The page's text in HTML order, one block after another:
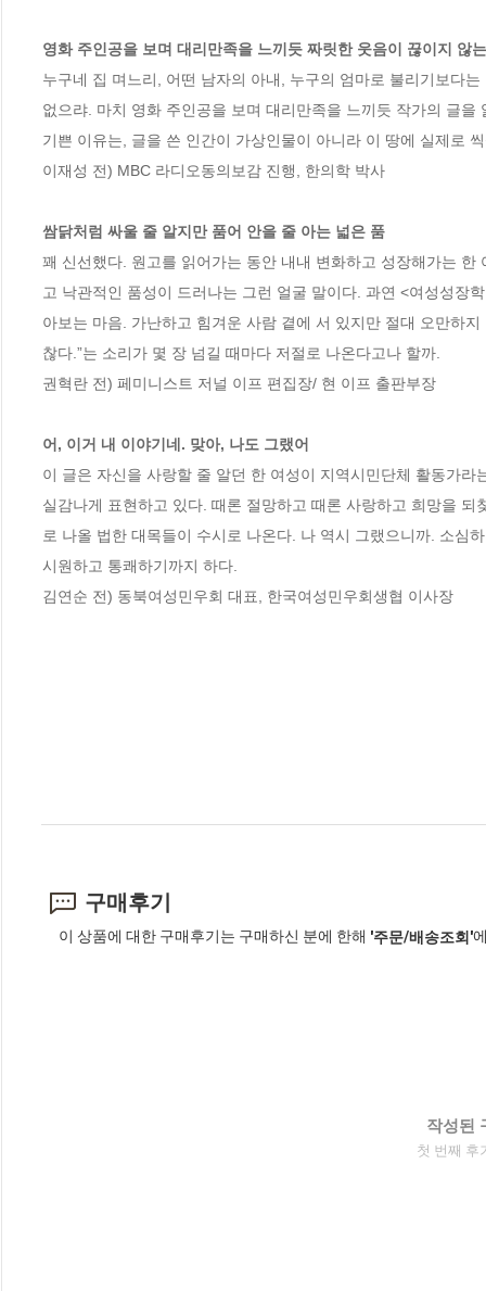
영화 주인공을 보며 대리만족을 느끼듯 짜릿한 웃음이 끊이지 않
누구네 집 며느리, 어떤 남자의 아내, 누구의 엄마로 불리기보다
없으랴. 마치 영화 주인공을 보며 대리만족을 느끼듯 작가의 글
기쁜 이유는, 글을 쓴 인간이 가상인물이 아니라 이 땅에 실제로
이재성 전) MBC 라디오동의보감 진행, 한의학 박사
쌈닭처럼 싸울 줄 알지만 품어 안을 줄 아는 넓은 품
꽤 신선했다. 원고를 읽어가는 동안 내내 변화하고 성장해가는
고 낙관적인 품성이 드러나는 그런 얼굴 말이다. 과연 <여성성장
아보는 마음. 가난하고 힘겨운 사람 곁에 서 있지만 절대 오만하
찮다.”는 소리가 몇 장 넘길 때마다 저절로 나온다고나 할까.
권혁란 전) 페미니스트 저널 이프 편집장/ 현 이프 출판부장
어, 이거 내 이야기네. 맞아, 나도 그랬어
이 글은 자신을 사랑할 줄 알던 한 여성이 지역시민단체 활동가
실감나게 표현하고 있다. 때론 절망하고 때론 사랑하고 희망을
로 나올 법한 대목들이 수시로 나온다. 나 역시 그랬으니까. 소심
시원하고 통쾌하기까지 하다.
김연순 전) 동북여성민우회 대표, 한국여성민우회생협 이사장
구매후기
이 상품에 대한 구매후기는 구매하신 분에 한해 '주문/배송조회'
작성된
첫 번째 후